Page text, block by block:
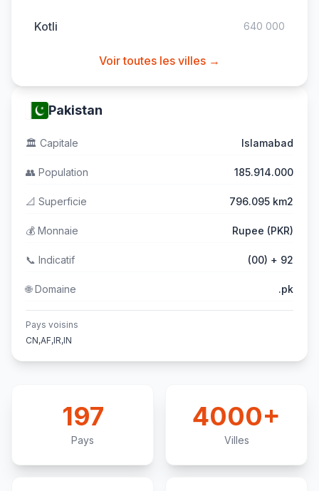
Kotli 640 000
Voir toutes les villes →
Pakistan
🏛️ Capitale Islamabad
👥 Population 185.914.000
📐 Superficie 796.095 km2
💰 Monnaie Rupee (PKR)
📞 Indicatif (00) + 92
🌐Domaine .pk
Pays voisins
CN,AF,IR,IN
197
Pays
4000+
Villes